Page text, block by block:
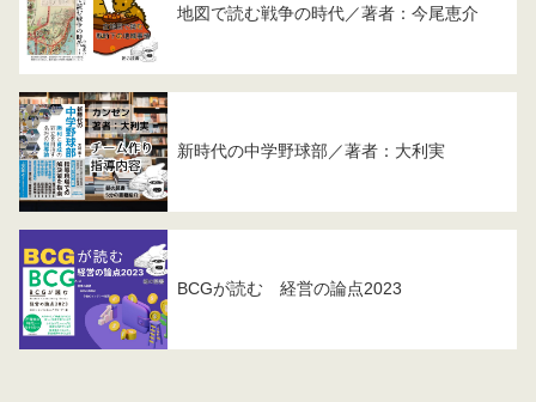
地図で読む戦争の時代／著者：今尾恵介
新時代の中学野球部／著者：大利実
BCGが読む 経営の論点2023